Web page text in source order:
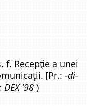
f. Recepție a unei
[Pr.:-di-
DEX '98 )